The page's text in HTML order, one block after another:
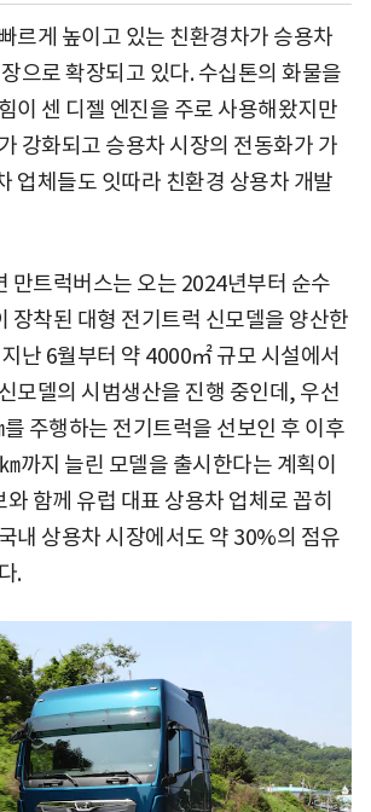
르게 높이고 있는 친환경차가 승용차
으로 확장되고 있다. 수십톤의 화물을
이 센 디젤 엔진을 주로 사용해왔지만
강화되고 승용차 시장의 전동화가 가
업체들도 잇따라 친환경 상용차 개발
만트럭버스는 오는 2024년부터 순수
장착된 대형 전기트럭 신모델을 양산한
난 6월부터 약 4000㎡ 규모 시설에서
모델의 시범생산을 진행 중인데, 우선
주행하는 전기트럭을 선보인 후 이후
까지 늘린 모델을 출시한다는 계획이
함께 유럽 대표 상용차 업체로 꼽히
내 상용차 시장에서도 약 30%의 점유
.